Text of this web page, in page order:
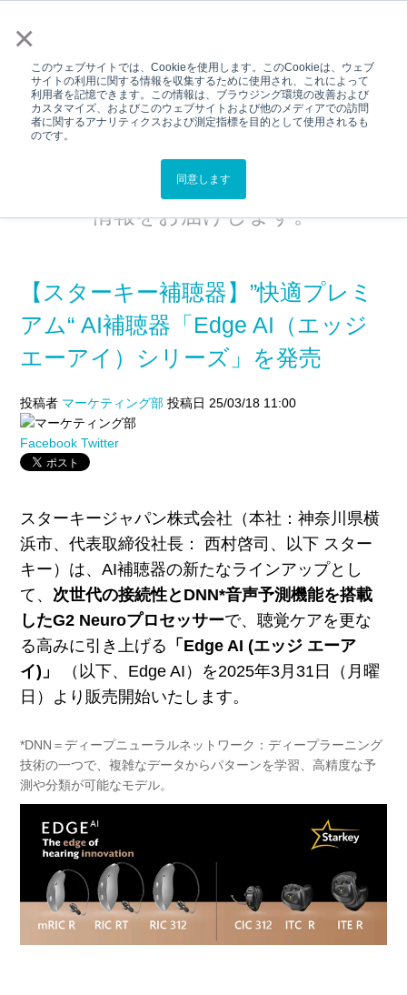
×
このウェブサイトでは、Cookieを使用します。このCookieは、ウェブ
サイトの利用に関する情報を収集するために使用され、これによって
利用者を記憶できます。この情報は、ブラウジング環境の改善および
カスタマイズ、およびこのウェブサイトおよび他のメディアでの訪問
者に関するアナリティクスおよび測定指標を目的として使用されるも
のです。
同意します
プレスリリース
スターキージャパンの新製品情報や
イベント情報などのプレスリリース
情報をお届けします。
【スターキー補聴器】”快適プレミ
アム“ AI補聴器「Edge AI（エッジ
エーアイ）シリーズ」を発売
投稿者 マーケティング部投稿日 25/03/18 11:00
Facebook Twitter
スターキージャパン株式会社（本社：神奈川県横
浜市、代表取締役社長： 西村啓司、以下 スター
キー）は、AI補聴器の新たなラインアップとし
て、 次世代の接続性とDNN*音声予測機能を搭載
したG2 Neuroプロセッサーで、聴覚ケアを更な
る高みに引き上げる 「Edge AI (エッジ エーア
イ)」
（以下、Edge AI）を2025年3月31日（月曜
日）より販売開始いたします。
*DNN＝ディープニューラルネットワーク：ディープラーニング
技術の一つで、複雑なデータからパターンを学習、高精度な予
測や分類が可能なモデル。